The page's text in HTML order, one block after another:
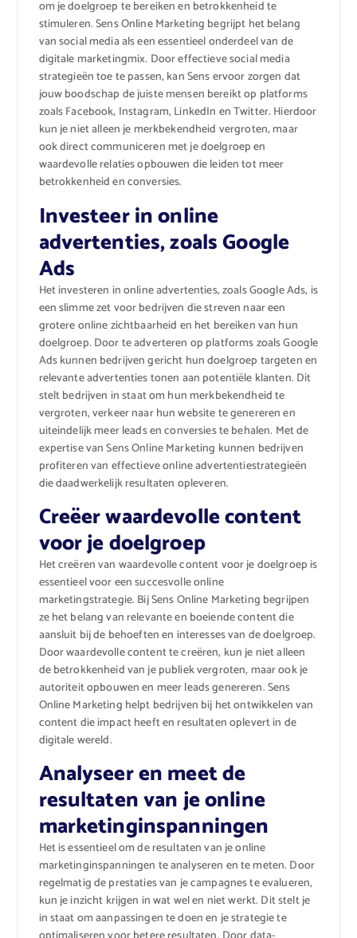
om je doelgroep te bereiken en betrokkenheid te
stimuleren. Sens Online Marketing begrijpt het belang
van social media als een essentieel onderdeel van de
digitale marketingmix. Door effectieve social media
strategieën toe te passen, kan Sens ervoor zorgen dat
jouw boodschap de juiste mensen bereikt op platforms
zoals Facebook, Instagram, LinkedIn en Twitter. Hierdoor
kun je niet alleen je merkbekendheid vergroten, maar
ook direct communiceren met je doelgroep en
waardevolle relaties opbouwen die leiden tot meer
betrokkenheid en conversies.
Investeer in online
advertenties, zoals Google
Ads
Het investeren in online advertenties, zoals Google Ads, is
een slimme zet voor bedrijven die streven naar een
grotere online zichtbaarheid en het bereiken van hun
doelgroep. Door te adverteren op platforms zoals Google
Ads kunnen bedrijven gericht hun doelgroep targeten en
relevante advertenties tonen aan potentiële klanten. Dit
stelt bedrijven in staat om hun merkbekendheid te
vergroten, verkeer naar hun website te genereren en
uiteindelijk meer leads en conversies te behalen. Met de
expertise van Sens Online Marketing kunnen bedrijven
profiteren van effectieve online advertentiestrategieën
die daadwerkelijk resultaten opleveren.
Creëer waardevolle content
voor je doelgroep
Het creëren van waardevolle content voor je doelgroep is
essentieel voor een succesvolle online
marketingstrategie. Bij Sens Online Marketing begrijpen
ze het belang van relevante en boeiende content die
aansluit bij de behoeften en interesses van de doelgroep.
Door waardevolle content te creëren, kun je niet alleen
de betrokkenheid van je publiek vergroten, maar ook je
autoriteit opbouwen en meer leads genereren. Sens
Online Marketing helpt bedrijven bij het ontwikkelen van
content die impact heeft en resultaten oplevert in de
digitale wereld.
Analyseer en meet de
resultaten van je online
marketinginspanningen
Het is essentieel om de resultaten van je online
marketinginspanningen te analyseren en te meten. Door
regelmatig de prestaties van je campagnes te evalueren,
kun je inzicht krijgen in wat wel en niet werkt. Dit stelt je
in staat om aanpassingen te doen en je strategie te